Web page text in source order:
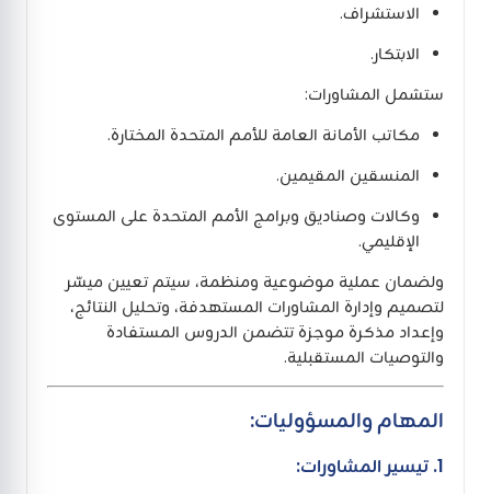
الاستشراف.
الابتكار.
ستشمل المشاورات:
مكاتب الأمانة العامة للأمم المتحدة المختارة.
المنسقين المقيمين.
وكالات وصناديق وبرامج الأمم المتحدة على المستوى
الإقليمي.
ولضمان عملية موضوعية ومنظمة، سيتم تعيين ميسّر
لتصميم وإدارة المشاورات المستهدفة، وتحليل النتائج،
وإعداد مذكرة موجزة تتضمن الدروس المستفادة
والتوصيات المستقبلية.
المهام والمسؤوليات:
1. تيسير المشاورات: